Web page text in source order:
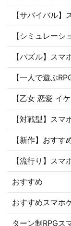
【サバイバル】
【シミュレーシ
【パズル】スマ
【一人で遊ぶ
【乙女 恋愛 イ
【対戦型】スマ
【新作】おすす
【流行り】スマ
おすすめ
おすすめスマホ
ターン制RPGス